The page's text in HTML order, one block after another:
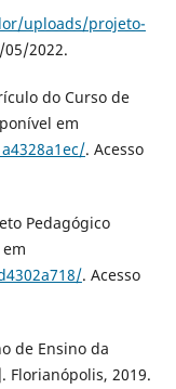
uploads/projeto-
05/2022.
do Curso de
em
. Acesso
Pedagógico
. Acesso
de Ensino da
Florianópolis, 2019.